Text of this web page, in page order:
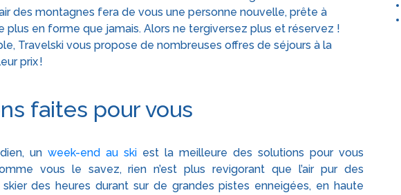
des montagnes fera de vous une personne nouvelle, prête à
plus en forme que jamais. Alors ne tergiversez plus et réservez !
Travelski vous propose de nombreuses offres de séjours à la
prix !
faites pour vous
un week-end au ski est la meilleure des solutions pour vous
vous le savez, rien n’est plus revigorant que l’air pur des
des heures durant sur de grandes pistes enneigées, en haute